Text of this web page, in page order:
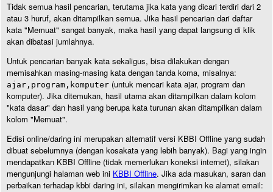
Tidak semua hasil pencarian, terutama jika kata yang dicari terdiri dari 2
atau 3 huruf, akan ditampilkan semua. Jika hasil pencarian dari daftar
kata "Memuat" sangat banyak, maka hasil yang dapat langsung di klik
akan dibatasi jumlahnya.
Untuk pencarian banyak kata sekaligus, bisa dilakukan dengan
memisahkan masing-masing kata dengan tanda koma, misalnya:
ajar,program,komputer (untuk mencari kata ajar, program dan
komputer). Jika ditemukan, hasil utama akan ditampilkan dalam kolom
"kata dasar" dan hasil yang berupa kata turunan akan ditampilkan dalam
kolom "Memuat".
Edisi online/daring ini merupakan alternatif versi KBBI Offline yang sudah
dibuat sebelumnya (dengan kosakata yang lebih banyak). Bagi yang ingin
mendapatkan KBBI Offline (tidak memerlukan koneksi internet), silakan
mengunjungi halaman web ini KBBI Offline. Jika ada masukan, saran dan
perbaikan terhadap kbbi daring ini, silakan mengirimkan ke alamat email: